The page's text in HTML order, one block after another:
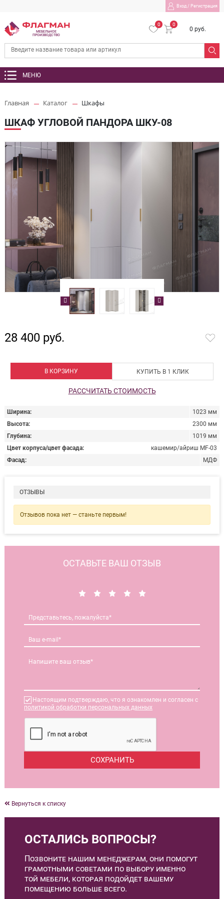
Вход/ Регистрация
МЕБЕЛЬНОЕ
ПРОИЗВОДСТВО
0 0
0 руб.
МЕНЮ
Главная Каталог Шкафы
ШКАФ УГЛОВОЙ ПАНДОРА ШКУ-08
28 400 руб.
РАССЧИТАТЬ СТОИМОСТЬ
В КОРЗИНУ КУПИТЬ В 1 КЛИК
Ширина
1023 мм
Высота
2300 мм
Глубина
1019 мм
Цвет корпуса/цвет фасада
кашемир/айриш MF-03
Фасад
МДФ
ОТЗЫВЫ
Отзывов пока нет — станьте первым!
ОСТАВЬТЕ ВАШ ОТЗЫВ
Настоящим подтверждаю, что я ознакомлен и согласен с
политикой обработки персональных данных
Вернуться к списку
ОСТАЛИСЬ ВОПРОСЫ?
Позвоните нашим менеджерам, они помогут
грамотными советами по выбору именно
той мебели, которая подойдет вашему
помещению больше всего.